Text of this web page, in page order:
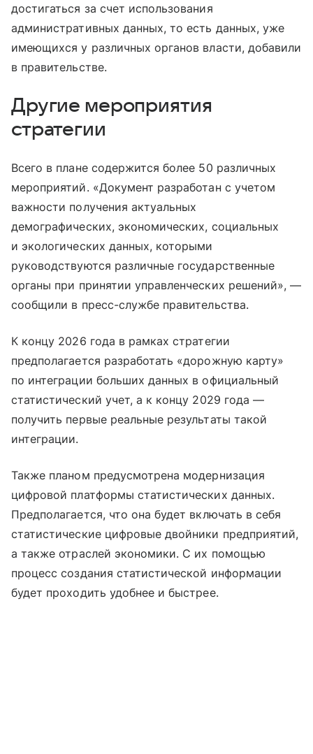
достигаться за счет использования
административных данных, то есть данных, уже
имеющихся у различных органов власти, добавили
в правительстве.
Другие мероприятия
стратегии
Всего в плане содержится более 50 различных
мероприятий. «Документ разработан с учетом
важности получения актуальных
демографических, экономических, социальных
и экологических данных, которыми
руководствуются различные государственные
органы при принятии управленческих решений», —
сообщили в пресс-службе правительства.
К концу 2026 года в рамках стратегии
предполагается разработать «дорожную карту»
по интеграции больших данных в официальный
статистический учет, а к концу 2029 года —
получить первые реальные результаты такой
интеграции.
Также планом предусмотрена модернизация
цифровой платформы статистических данных.
Предполагается, что она будет включать в себя
статистические цифровые двойники предприятий,
а также отраслей экономики. С их помощью
процесс создания статистической информации
будет проходить удобнее и быстрее.